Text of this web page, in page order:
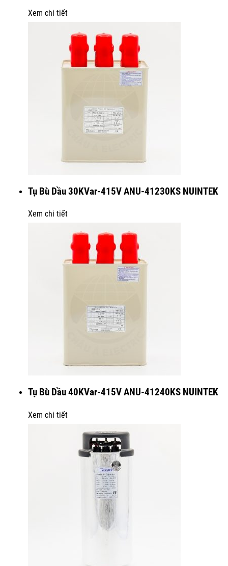
Xem chi tiết
Tụ Bù Dầu 30KVar-415V ANU-41230KS NUINTEK
Xem chi tiết
Tụ Bù Dầu 40KVar-415V ANU-41240KS NUINTEK
Xem chi tiết